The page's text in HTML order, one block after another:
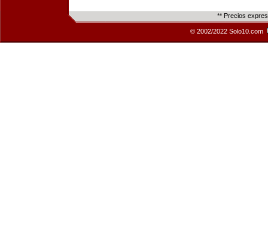
** Precios
© 2002/2022 Solo10.com